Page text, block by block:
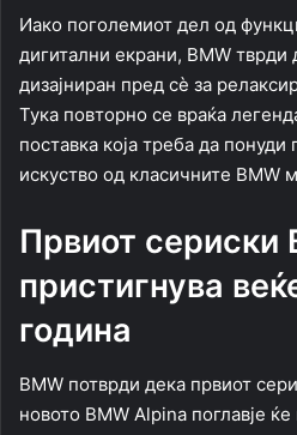
Иако поголемиот дел од
дигитални екрани, BMW
дизајниран пред сè за
Тука повторно се враќа
поставка која треба да
искуство од класичните BMW
Првиот сериски
пристигнува
година
BMW потврди дека првиот
новото BMW Alpina поглавје